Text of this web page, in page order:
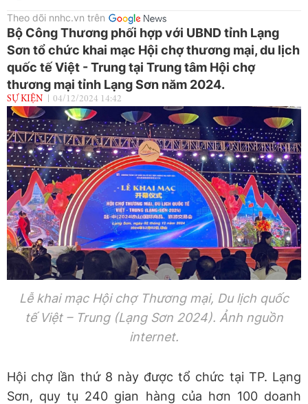
Theo dõi nnhc.vn trên
Bộ Công Thương phối hợp với UBND tỉnh Lạng
Sơn tổ chức khai mạc Hội chợ thương mại, du lịch
quốc tế Việt - Trung tại Trung tâm Hội chợ
thương mại tỉnh Lạng Sơn năm 2024.
SỰ KIỆN 04/12/2024 14:42
Lễ khai mạc Hội chợ Thương mại, Du lịch quốc
tế Việt – Trung (Lạng Sơn 2024). Ảnh nguồn
internet.
Hội chợ lần thứ 8 này được tổ chức tại TP. Lạng
Sơn, quy tụ 240 gian hàng của hơn 100 doanh